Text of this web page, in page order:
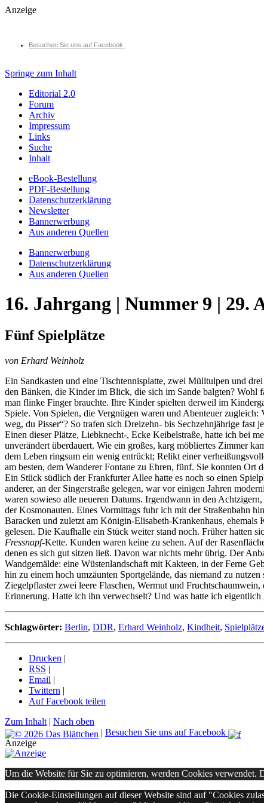
Anzeige
Besuchen Sie uns auf Facebook
Springe zum Inhalt
Editorial 2.0
Forum
Archiv
Impressum
Links
Suche
Inhalt
eBook-Bestellung
PDF-Bestellung
Datenschutzerklärung
Newsletter
Bannerwerbung
Aus anderen Quellen
Bannerwerbung
Datenschutzerklärung
Aus anderen Quellen
16. Jahrgang | Nummer 9 | 29.
Fünf Spielplätze
von Erhard Weinholz
Ein Sandkasten und eine Tischtennisplatte, zwei Mülltulpen und
den Bänken, die Kinder im Blick, die sich im Sande balgten? Wohl
man flinke Finger brauchte. Ihre Kinder spielten derweil im
Spiele. Von Spielen, die Vergnügen waren und Abenteuer
weg, du Pisser“? So trafen sich Dreizehn- bis Sechzehnjährige fast
Einen dieser Plätze, Liebknecht-, Ecke Keibelstraße, hatte ich bei
unverändert überdauert. Wie ein großes, karg möbliertes Zimmer
dem Leben ringsum ein wenig entrückt; Relikt einer
am besten, dem Wanderer Fontane zu Ehren, fünf. Sie konnten
Ein Stück südlich der Frankfurter Allee hatte es noch so einen
anderer, an der Singerstraße gelegen, war vor einigen Jahren
waren sowieso alle neueren Datums. Irgendwann in den
der Kosmonauten. Eines Vormittags fuhr ich mit der Straßenbahn
Baracken und zuletzt am Königin-Elisabeth-Krankenhaus, ehemals
gelesen. Die Kaufhalle ein Stück weiter stand noch. Früher hatten
Fressnapf-Kette. Kunden waren keine zu sehen. Auf der
denen es sich gut sitzen ließ. Davon war nichts mehr übrig. Der
Wandgemälde: eine Wüstenlandschaft mit Kakteen, in der Ferne
hin zu einem hoch umzäunten Sportgelände, das niemand zu
Ziegelpflaster zwei leere Flaschen, Wermut und
Erinnerung. Hatte ich ihn verwechselt? Und was hatte ich
Schlagwörter: Berlin, DDR, Erhard Weinholz, Kindheit,
Drucken |
RSS |
Email |
Twittern |
Auf Facebook teilen
Zum Inhalt | Nach oben
| Besuchen Sie uns auf Facebook
Anzeige
Um die Website für Sie zu optimieren, werden Cookies
Die Cookie-Einstellungen auf dieser Website sind auf "Cookies